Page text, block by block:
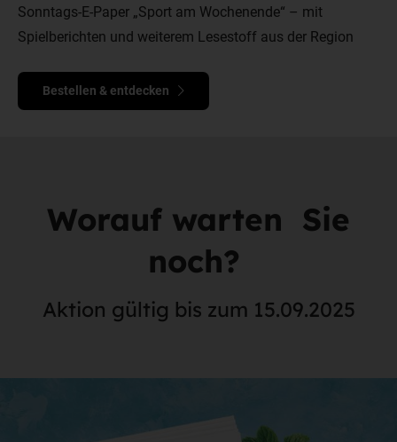
Sonntags-E-Paper „Sport am Wochenende“ – mit
Spielberichten und weiterem Lesestoff aus der Region
Bestellen & entdecken
Worauf warten Sie
noch?
Aktion gültig bis zum 15.09.2025